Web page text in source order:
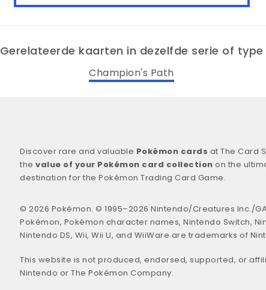
Gerelateerde kaarten in dezelfde serie of type
Champion's Path
Discover rare and valuable Pokémon cards at The Card
the value of your Pokémon card collection on the
destination for the Pokémon Trading Card Game.
© 2026 Pokémon. © 1995–2026 Nintendo/Creatures Inc./
Pokémon, Pokémon character names, Nintendo Switch,
Nintendo DS, Wii, Wii U, and WiiWare are trademarks of
This website is not produced, endorsed, supported, or
Nintendo or The Pokémon Company.